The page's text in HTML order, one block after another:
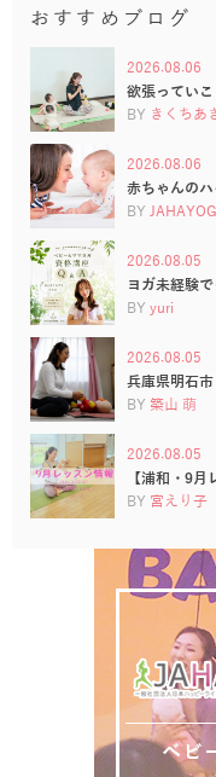
おすすめブログ
2026.08.06
欲張ってい
BY きくちあ
2026.08.06
赤ちゃんの
BY
2026.08.05
ヨガ未経験
BY yuri
2026.08.05
兵庫県明石
BY 築山 萌
2026.08.05
【浦和・9
BY 宮えり子